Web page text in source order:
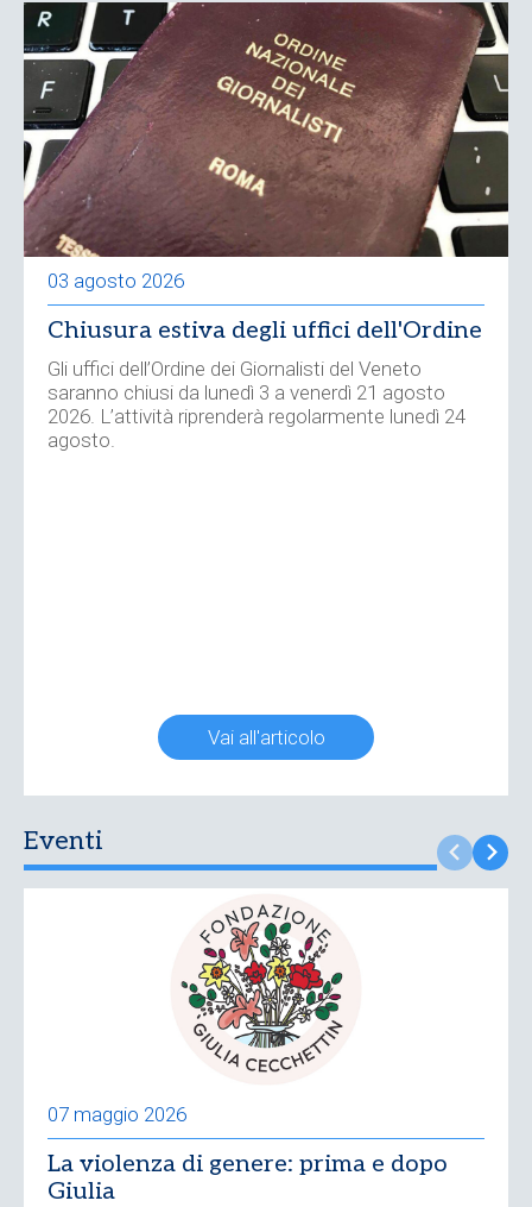
03 agosto 2026
Chiusura estiva degli uffici dell'Ordine
Gli uffici dell’Ordine dei Giornalisti del Veneto
saranno chiusi da lunedì 3 a venerdì 21 agosto
2026. L’attività riprenderà regolarmente lunedì 24
agosto.
Vai all'articolo
Eventi
07 maggio 2026
La violenza di genere: prima e dopo
Giulia